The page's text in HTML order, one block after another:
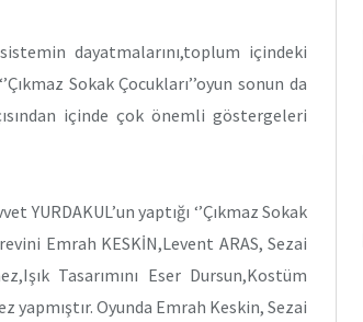
dayatmalarını,toplum içindeki
Sokak Çocukları’’oyun sonun da
içinde çok önemli göstergeleri
yaptığı ‘’Çıkmaz Sokak
Emrah KESKİN,Levent ARAS, Sezai
Tasarımını Eser Dursun,Kostüm
yapmıştır. Oyunda Emrah Keskin, Sezai